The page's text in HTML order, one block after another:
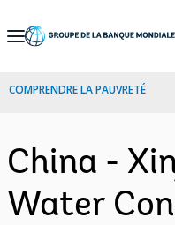
Skip
Navigation
COMPRENDRE LA PAUVRETÉ
China -
Water